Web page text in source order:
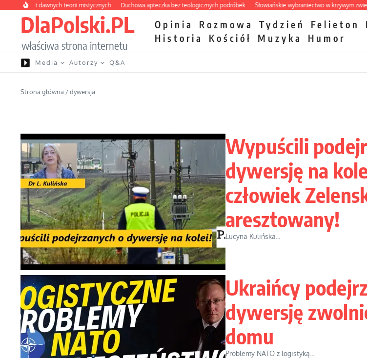
Przejdź do treści
dawnych teorii mistycznych Duchowa apteczka bez teologicznych podróbek Słowiańskie wybraniectwo w krzywym zwierciadle
DlaPolski.PL
właściwa strona internetu
Opinia Rozmowa Tydzień Felieton
Historia
Kościół Muzyka Humor
Media Autorzy Q&A
Strona główna /dywersja
Wypuścili
dywersję na
człowiek
aresztowany!
Lucyna Kulińska...
Ukraińcy
dywersję
domu
Problemy NATO z logistyką...